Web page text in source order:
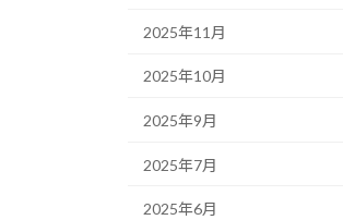
2025年11月
2025年10月
2025年9月
2025年7月
2025年6月